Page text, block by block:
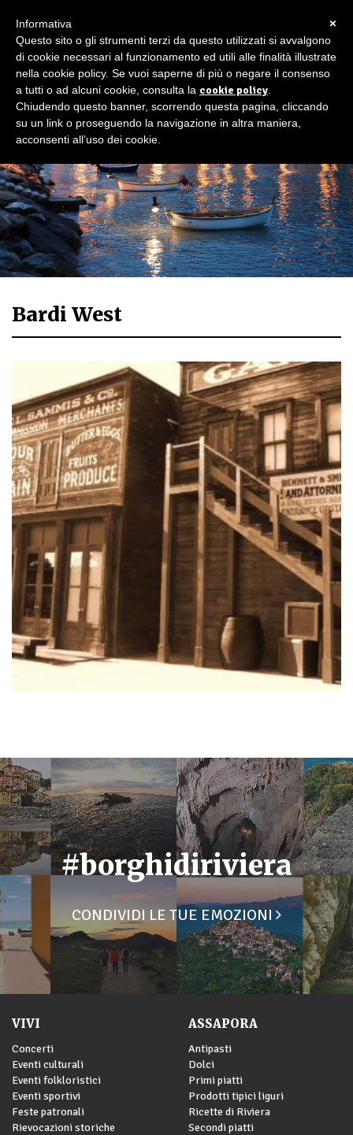
Bardi West
#borghidiriviera
CONDIVIDI LE TUE EMOZIONI
VIVI
Concerti
Eventi culturali
Eventi folkloristici
Eventi sportivi
Feste patronali
Rievocazioni storiche
ASSAPORA
Antipasti
Dolci
Primi piatti
Prodotti tipici liguri
Ricette di Riviera
Secondi piatti
×
Informativa
Questo sito o gli strumenti terzi da questo utilizzati si avvalgono
di cookie necessari al funzionamento ed utili alle finalità illustrate
nella cookie policy. Se vuoi saperne di più o negare il consenso
a tutti o ad alcuni cookie, consulta la cookie policy
Chiudendo questo banner, scorrendo questa pagina, cliccando
su un link o proseguendo la navigazione in altra maniera,
acconsenti all’uso dei cookie.